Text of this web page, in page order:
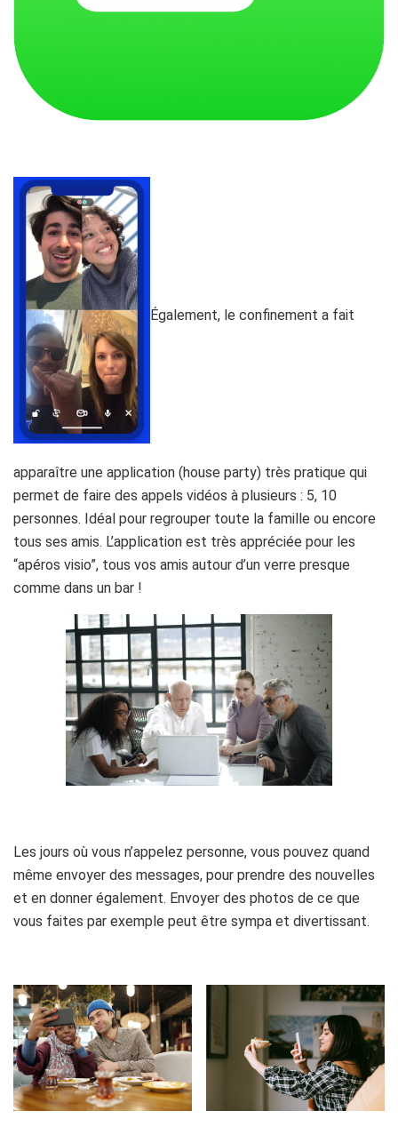
Également, le confinement a fait
apparaître une application (house party) très pratique qui
permet de faire des appels vidéos à plusieurs : 5, 10
personnes. Idéal pour regrouper toute la famille ou encore
tous ses amis. L’application est très appréciée pour les
“apéros visio”, tous vos amis autour d’un verre presque
comme dans un bar !
Les jours où vous n’appelez personne, vous pouvez quand
même envoyer des messages, pour prendre des nouvelles
et en donner également. Envoyer des photos de ce que
vous faites par exemple peut être sympa et divertissant.